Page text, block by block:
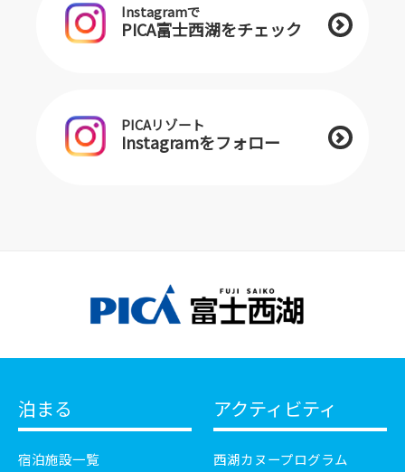
Instagramで
PICA富士西湖をチェック
PICAリゾート
Instagramをフォロー
泊まる
宿泊施設一覧
アクティビティ
西湖カヌープログラム